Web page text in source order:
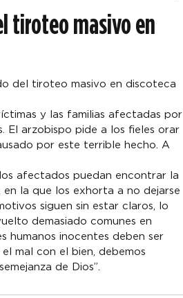
tiroteo masivo en
del tiroteo masivo en discoteca
y las familias afectadas por
El arzobispo pide a los fieles orar
por este terrible hecho. A
afectados puedan encontrar la
la que los exhorta a no dejarse
siguen sin estar claros, lo
demasiado comunes en
humanos inocentes deben ser
mal con el bien, debemos
de Dios”.